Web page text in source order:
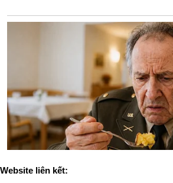
Website liên kết: